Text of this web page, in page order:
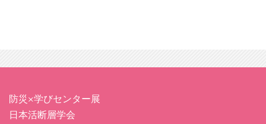
防災×学びセンター展
日本活断層学会